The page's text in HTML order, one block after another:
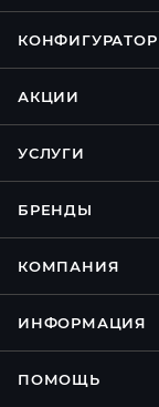
АКЦИИ
УСЛУГИ
БРЕНДЫ
КОМПАНИЯ
ИНФОРМАЦИЯ
ПОМОЩЬ